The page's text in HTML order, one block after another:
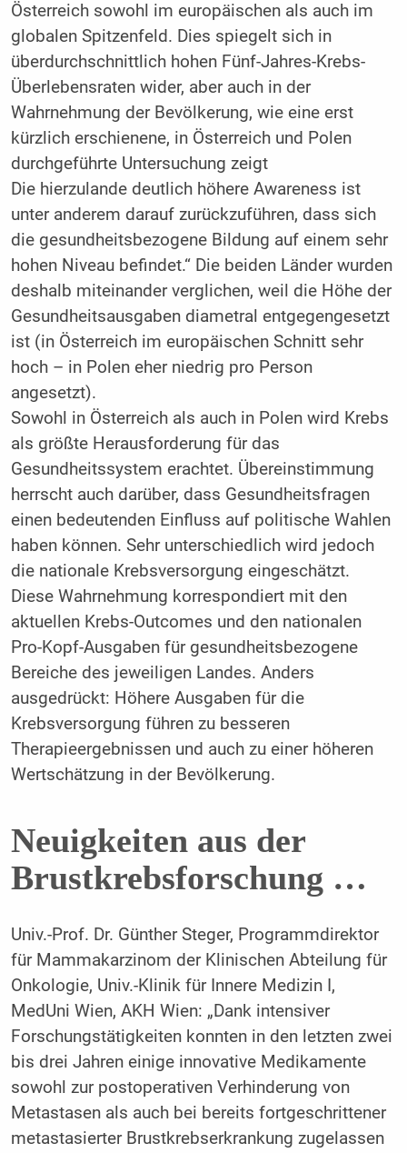
Österreich sowohl im europäischen als auch im
globalen Spitzenfeld. Dies spiegelt sich in
überdurchschnittlich hohen Fünf-Jahres-Krebs-
Überlebensraten wider, aber auch in der
Wahrnehmung der Bevölkerung, wie eine erst
kürzlich erschienene, in Österreich und Polen
durchgeführte Untersuchung zeigt
Die hierzulande deutlich höhere Awareness ist
unter anderem darauf zurückzuführen, dass sich
die gesundheitsbezogene Bildung auf einem sehr
hohen Niveau befindet.“ Die beiden Länder wurden
deshalb miteinander verglichen, weil die Höhe der
Gesundheitsausgaben diametral entgegengesetzt
ist (in Österreich im europäischen Schnitt sehr
hoch – in Polen eher niedrig pro Person
angesetzt).
Sowohl in Österreich als auch in Polen wird Krebs
als größte Herausforderung für das
Gesundheitssystem erachtet. Übereinstimmung
herrscht auch darüber, dass Gesundheitsfragen
einen bedeutenden Einfluss auf politische Wahlen
haben können. Sehr unterschiedlich wird jedoch
die nationale Krebsversorgung eingeschätzt.
Diese Wahrnehmung korrespondiert mit den
aktuellen Krebs-Outcomes und den nationalen
Pro-Kopf-Ausgaben für gesundheitsbezogene
Bereiche des jeweiligen Landes. Anders
ausgedrückt: Höhere Ausgaben für die
Krebsversorgung führen zu besseren
Therapieergebnissen und auch zu einer höheren
Wertschätzung in der Bevölkerung.
Neuigkeiten aus der
Brustkrebsforschung …
Univ.-Prof. Dr. Günther Steger, Programmdirektor
für Mammakarzinom der Klinischen Abteilung für
Onkologie, Univ.-Klinik für Innere Medizin I,
MedUni Wien, AKH Wien: „Dank intensiver
Forschungstätigkeiten konnten in den letzten zwei
bis drei Jahren einige innovative Medikamente
sowohl zur postoperativen Verhinderung von
Metastasen als auch bei bereits fortgeschrittener
metastasierter Brustkrebserkrankung zugelassen